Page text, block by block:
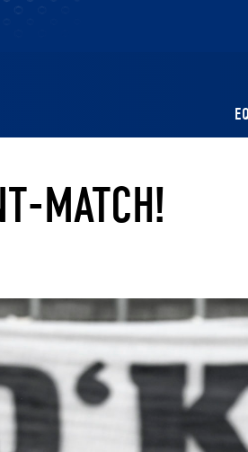
MATCH!